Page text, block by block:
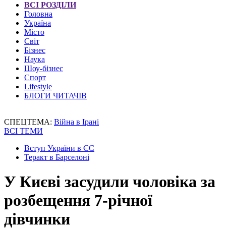
ВСІ РОЗДІЛИ
Головна
Україна
Місто
Світ
Бізнес
Наука
Шоу-бізнес
Спорт
Lifestyle
БЛОГИ ЧИТАЧІВ
СПЕЦТЕМА: Війна в Ірані
ВСІ ТЕМИ
Вступ України в ЄС
Теракт в Барселоні
У Києві засудили чоловіка за
розбещення 7-річної
дівчинки